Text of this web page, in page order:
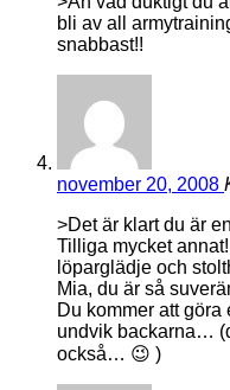
bli av all
snabbast!!
november 20, 2008
>Det är klart du är
Tilliga mycket
löparglädje och
Mia, du är så
Du kommer att
undvik backarna…
också… 😉 )